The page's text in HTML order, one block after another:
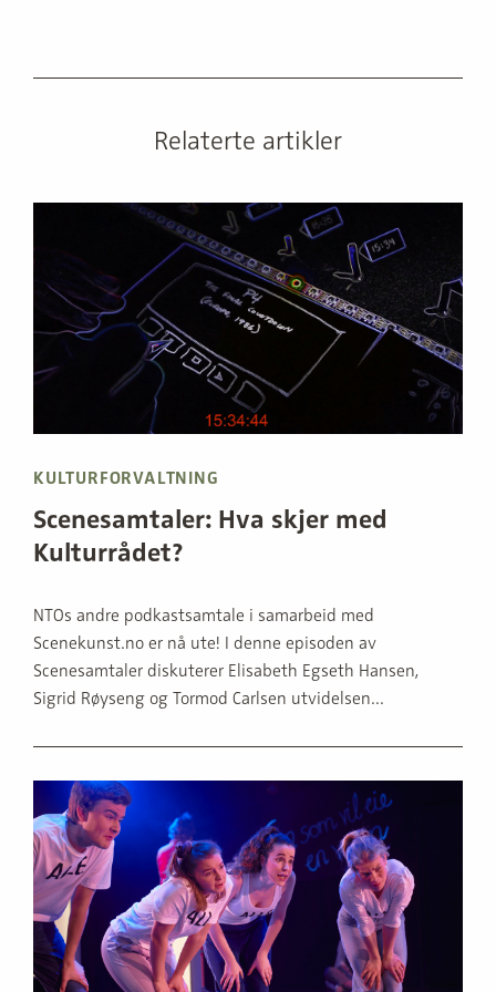
Relaterte artikler
KULTURFORVALTNING
Scenesamtaler: Hva skjer med
Kulturrådet?
NTOs andre podkastsamtale i samarbeid med
Scenekunst.no er nå ute! I denne episoden av
Scenesamtaler diskuterer Elisabeth Egseth Hansen,
Sigrid Røyseng og Tormod Carlsen utvidelsen...